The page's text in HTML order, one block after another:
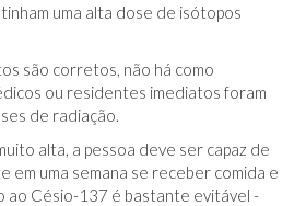
uma alta dose de isótopos
são corretos, não há como
ou residentes imediatos foram
de radiação.
alta, a pessoa deve ser capaz de
em uma semana se receber comida e
ao Césio-137 é bastante evitável -